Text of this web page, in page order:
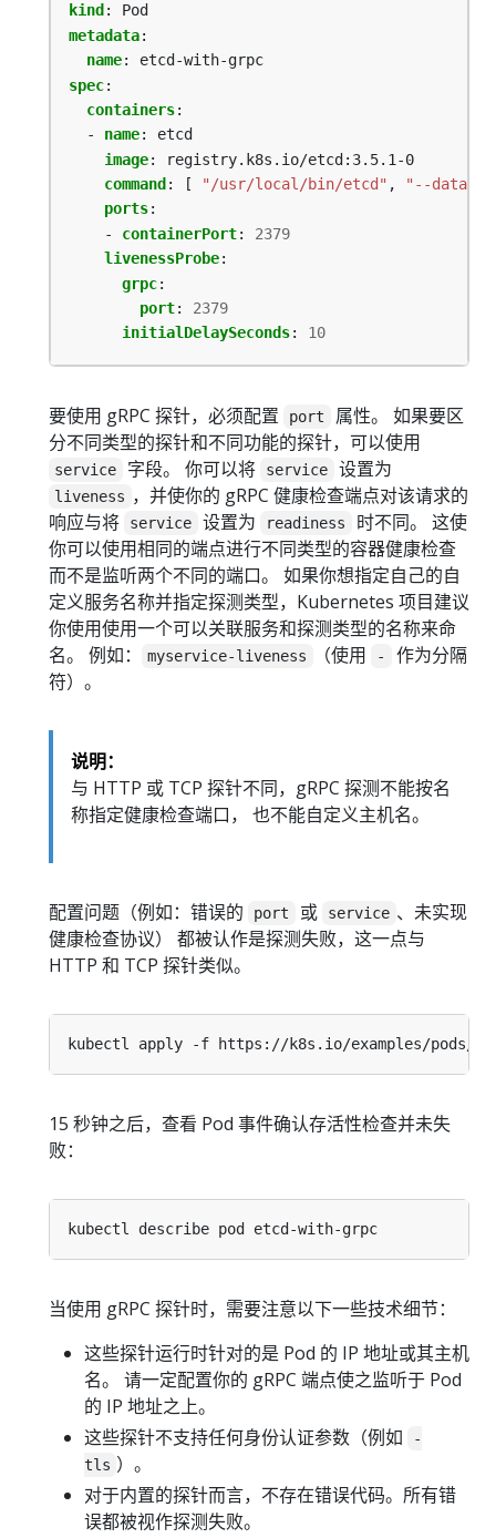
kind :
Pod
metadata:
name:
etcd-with-grpc
spec:
containers:
- name:
etcd
image:
registry.k8s.io/etcd:3.5.1-0
command : [ "/usr/local/bin/etcd" ,
"--data-
ports:
- containerPort:
2379
livenessProbe:
grpc:
port:
2379
initialDelaySeconds: 10
要使用 gRPC 探针，必须配置 port
属性。 如果要区
分不同类型的探针和不同功能的探针，可以使用
service 字段。 你可以将 service 设置为
liveness ，并使你的 gRPC 健康检查端点对该请求的
响应与将
service 设置为 readiness
时不同。 这使
你可以使用相同的端点进行不同类型的容器健康检查
而不是监听两个不同的端口。 如果你想指定自己的自
定义服务名称并指定探测类型，Kubernetes 项目建议
你使用使用一个可以关联服务和探测类型的名称来命
名。 例如：
myservice-liveness （使用 -
作为分隔
符）。
说明：
与 HTTP 或 TCP 探针不同，gRPC 探测不能按名
称指定健康检查端口， 也不能自定义主机名。
配置问题（例如：错误的 port 或 service 、未实现
健康检查协议） 都被认作是探测失败，这一点与
HTTP 和 TCP 探针类似。
15 秒钟之后，查看 Pod 事件确认存活性检查并未失
败：
当使用 gRPC 探针时，需要注意以下一些技术细节：
这些探针运行时针对的是 Pod 的 IP 地址或其主机
名。 请一定配置你的 gRPC 端点使之监听于 Pod
的 IP 地址之上。
这些探针不支持任何身份认证参数（例如
-
tls ）。
对于内置的探针而言，不存在错误代码。所有错
误都被视作探测失败。